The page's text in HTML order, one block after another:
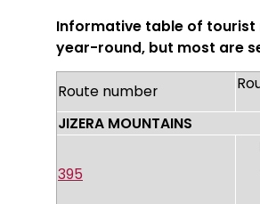
Informative table of tourist
year-round, but most are
Route number
JIZERA MOUNTAINS
395